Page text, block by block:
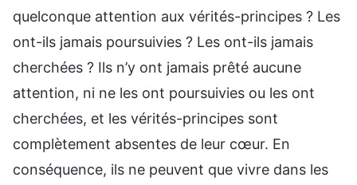
quelconque attention aux vérités-principes ? Les
ont-ils jamais poursuivies ? Les ont-ils jamais
cherchées ? Ils n’y ont jamais prêté aucune
attention, ni ne les ont poursuivies ou les ont
cherchées, et les vérités-principes sont
complètement absentes de leur cœur. En
conséquence, ils ne peuvent que vivre dans les